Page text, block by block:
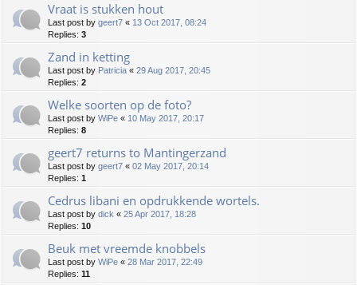
Vraat is stukken hout
Last post by geert7 « 13 Oct 2017, 08:24
Replies: 3
Zand in ketting
Last post by Patricia « 29 Aug 2017, 20:45
Replies: 2
Welke soorten op de foto?
Last post by WiPe « 10 May 2017, 20:17
Replies: 8
geert7 returns to Mantingerzand
Last post by geert7 « 02 May 2017, 20:14
Replies: 1
Cedrus libani en opdrukkende wortels.
Last post by dick « 25 Apr 2017, 18:28
Replies: 10
Beuk met vreemde knobbels
Last post by WiPe « 28 Mar 2017, 22:49
Replies: 11